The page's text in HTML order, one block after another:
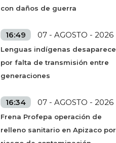
con daños de guerra
16:49 07 - AGOSTO - 2026
Lenguas indígenas
por falta de transmisión entre
generaciones
16:34 07 - AGOSTO - 2026
Frena Profepa operación de
relleno sanitario en Apizaco por